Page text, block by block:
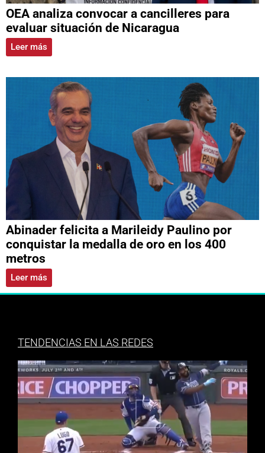
OEA analiza convocar a cancilleres para
evaluar situación de Nicaragua
Leer más
Abinader felicita a Marileidy Paulino por
conquistar la medalla de oro en los 400
metros
Leer más
TENDENCIAS EN LAS REDES